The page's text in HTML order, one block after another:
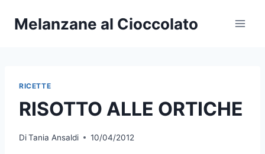
Melanzane al Cioccolato
RICETTE
RISOTTO ALLE ORTICHE
DiTania Ansaldi 10/04/2012